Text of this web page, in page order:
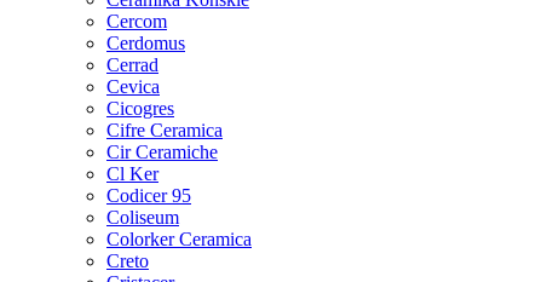
Cercom
Cerdomus
Cerrad
Cevica
Cicogres
Cifre Ceramica
Cir Ceramiche
Cl Ker
Codicer 95
Coliseum
Colorker Ceramica
Creto